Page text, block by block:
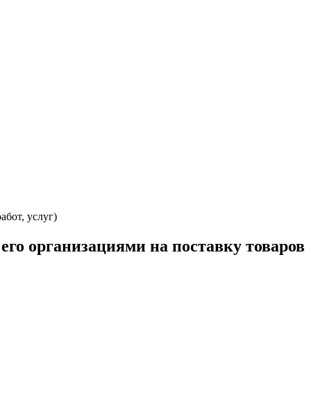
услуг)
организациями на поставку товаров